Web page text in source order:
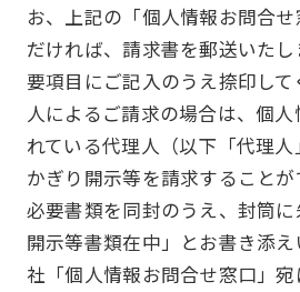
お、上記の「個人情報お問合
だければ、請求書を郵送いた
要項目にご記入のうえ捺印し
人によるご請求の場合は、個
れている代理人（以下「代理
かぎり開示等を請求することが
必要書類を同封のうえ、封筒
開示等書類在中」とお書き添
社「個人情報お問合せ窓口」